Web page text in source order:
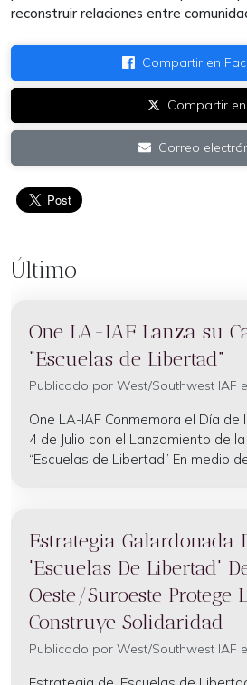
reconstruir relaciones entre
Compartir en
Compartir
Correo
Último
One LA-IAF Lanza su
“Escuelas de Libertad”
Publicado por West/Southwest IAF
One LA-IAF Conmemora el Día de
4 de Julio con el Lanzamiento de
“Escuelas de Libertad” En medio
Estrategia Galardonada
'Escuelas De Libertad'
Oeste/Suroeste Protege
Construye Solidaridad
Publicado por West/Southwest IAF